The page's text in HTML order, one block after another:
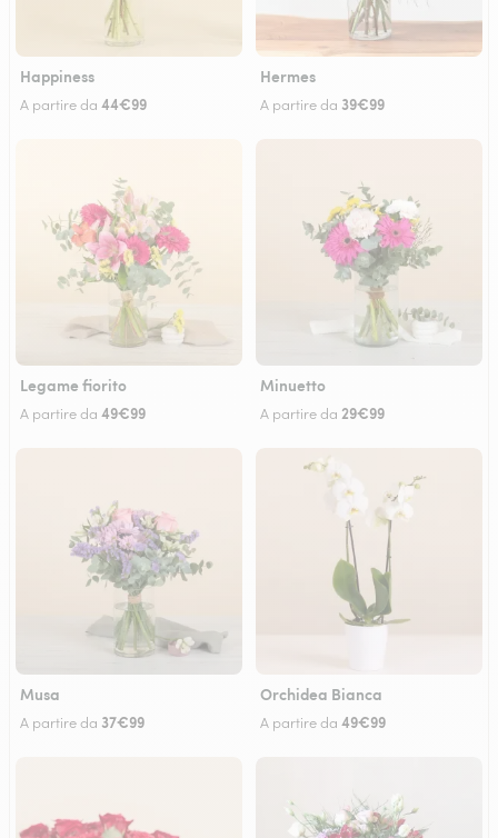
Happiness
A partire da 44€99
Hermes
A partire da 39€99
Legame fiorito
A partire da 49€99
Minuetto
A partire da 29€99
Musa
A partire da 37€99
Orchidea Bianca
A partire da 49€99